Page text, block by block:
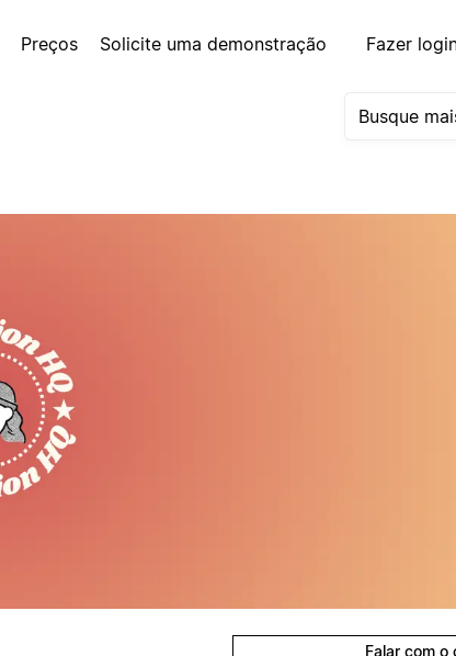
Preços Solicite uma demonstração Fazer
Falar com o